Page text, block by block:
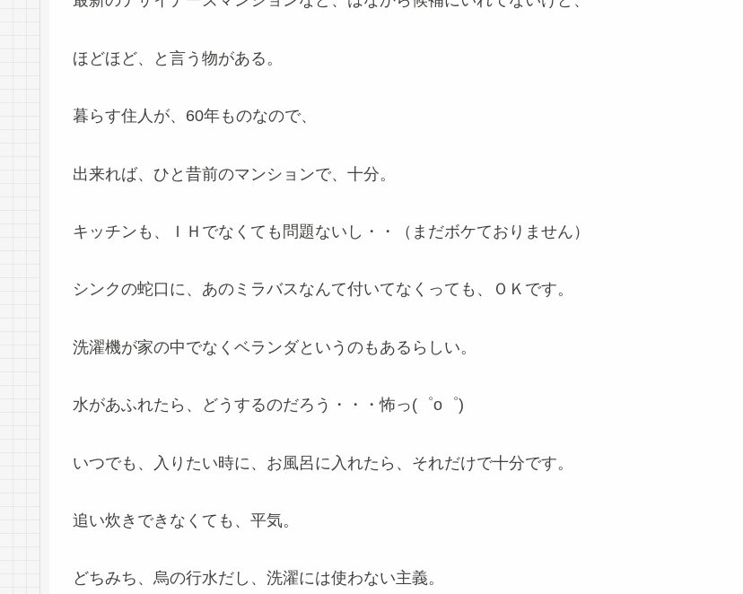
ほどほど、と言う物がある。
暮らす住人が、60年ものなので、
出来れば、ひと昔前のマンションで、十分。
キッチンも、ＩＨでなくても問題ないし・・（まだボケておりません）
シンクの蛇口に、あのミラバスなんて付いてなくっても、ＯＫです。
洗濯機が家の中でなくベランダというのもあるらしい。
水があふれたら、どうするのだろう・・・怖っ(゜o゜)
いつでも、入りたい時に、お風呂に入れたら、それだけで十分です。
追い炊きできなくても、平気。
どちみち、烏の行水だし、洗濯には使わない主義。